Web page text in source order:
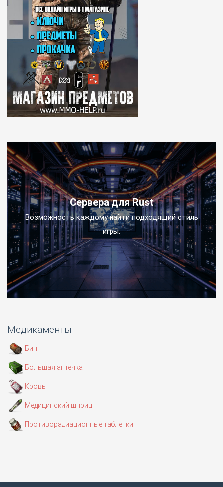
Сервера для Rust
Возможность каждому найти подходящий стиль
игры.
Медикаменты
Бинт
Большая аптечка
Кровь
Медицинский шприц
Противорадиационные таблетки